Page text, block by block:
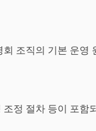
이 결정권을 가진다
조직의 기본 운영
정 절차 등이 포함되